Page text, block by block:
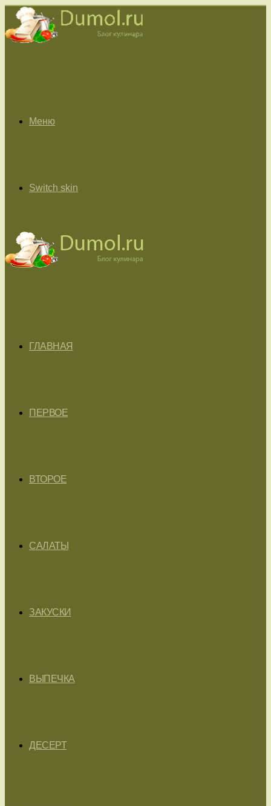
Меню
Switch skin
ГЛАВНАЯ
ПЕРВОЕ
ВТОРОЕ
САЛАТЫ
ЗАКУСКИ
ВЫПЕЧКА
ДЕСЕРТ